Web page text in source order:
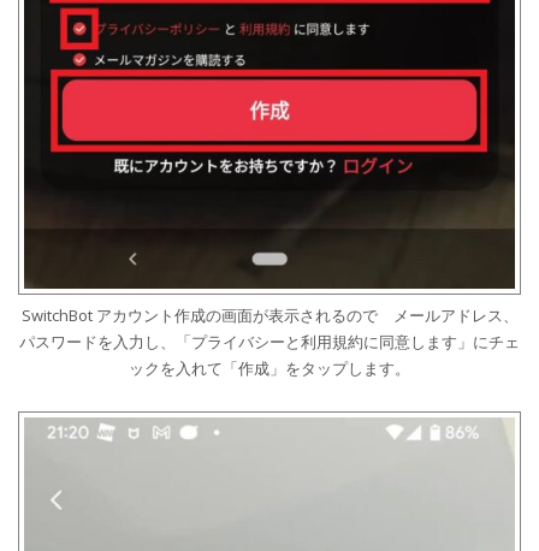
SwitchBot アカウント作成の画面が表示されるので メールアドレス、
パスワードを入力し、「プライバシーと利用規約に同意します」にチェ
ックを入れて「作成」をタップします。